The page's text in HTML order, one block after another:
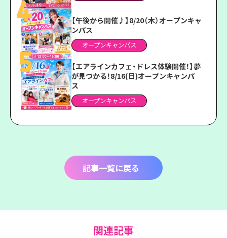
【午後から開催♪】8/20（木）オープンキャ
ンパス
オープンキャンパス
【エアラインカフェ・ドレス体験開催！】夢
が見つかる！8/16(日)オープンキャンパ
ス
オープンキャンパス
記事一覧に戻る
関連記事